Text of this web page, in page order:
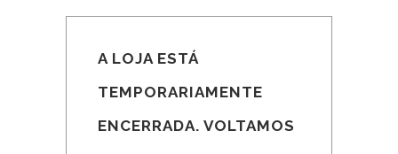
A LOJA ESTÁ
TEMPORARIAMENTE
ENCERRADA. VOLTAMOS